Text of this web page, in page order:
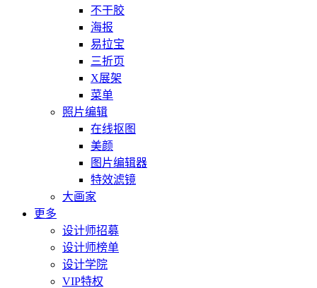
不干胶
海报
易拉宝
三折页
X展架
菜单
照片编辑
在线抠图
美颜
图片编辑器
特效滤镜
大画家
更多
设计师招募
设计师榜单
设计学院
VIP特权